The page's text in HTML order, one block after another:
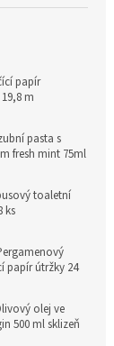
papír
m
pasta s
fresh mint 75ml
toaletní
ks
papír útržky 24
olej ve
500 ml sklizeň